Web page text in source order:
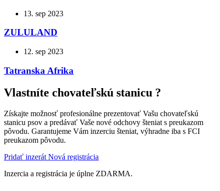
13. sep 2023
ZULULAND
12. sep 2023
Tatranska Afrika
Vlastníte chovateľskú stanicu ?
Získajte možnosť profesionálne prezentovať Vašu chovateľskú
stanicu psov a predávať Vaše nové odchovy šteniat s preukazom
pôvodu. Garantujeme Vám inzerciu šteniat, výhradne iba s FCI
preukazom pôvodu.
Pridať inzerát Nová registrácia
Inzercia a registrácia je úplne ZDARMA.